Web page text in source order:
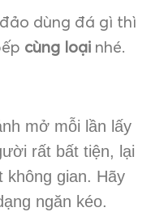
dùng đá gì thì
cùng loại nhé.
mở mỗi lần lấy
rất bất tiện, lại
không gian. Hãy
ngăn kéo.